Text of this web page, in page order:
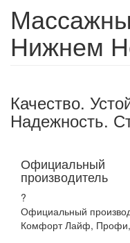
Нижнем
Качество.
Надежность.
Официальный
производитель
?
Официальный
Комфорт Лайф,